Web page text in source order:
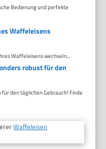
Bedienung und perfekte
Waffeleisens
Waffeleisens wechseln...
robust für den
den täglichen Gebrauch! Finde
Waffeleisen